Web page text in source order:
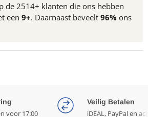
de 2514+ klanten die ons hebben
een 9+. Daarnaast beveelt 96% ons
voor 17:00
Veilig Betalen
iDEAL, PayPal en